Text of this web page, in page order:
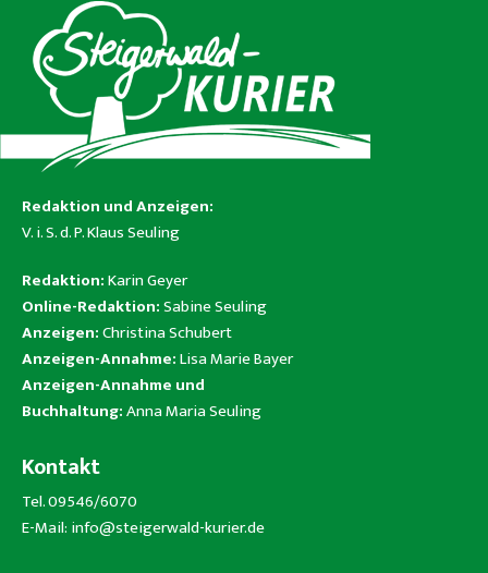
Redaktion und Anzeigen:
V. i. S. d. P. Klaus Seuling
Redaktion:Karin Geyer
Online-Redaktion:Sabine Seuling
Anzeigen:Christina Schubert
Anzeigen-Annahme:Lisa Marie Bayer
Anzeigen-Annahme und
Buchhaltung:Anna Maria Seuling
Kontakt
Tel. 09546/6070
E-Mail: info@steigerwald-kurier.de